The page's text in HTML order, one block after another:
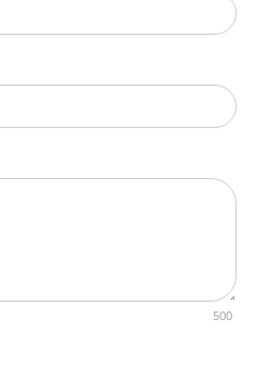
500